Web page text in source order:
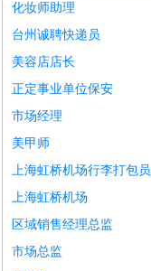
化妆师助理
台州诚聘快递员
美容店店长
正定事业单位保安
市场经理
美甲师
上海虹桥机场行李打包员
上海虹桥机场
区域销售经理总监
市场总监